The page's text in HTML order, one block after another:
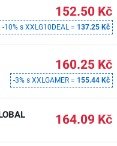
152.50 Kč
-10% s XXLG10DEAL = 137.25 Kč
160.25 Kč
-3% s XXLGAMER = 155.44 Kč
164.09 Kč